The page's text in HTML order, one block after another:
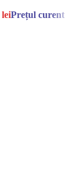
leiPrețul curent